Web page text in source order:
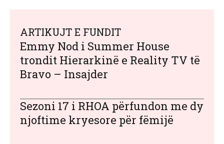
ARTIKUJT E FUNDIT
Emmy Nod i Summer House
trondit Hierarkinë e Reality TV të
Bravo – Insajder
Sezoni 17 i RHOA përfundon me dy
njoftime kryesore për fëmijë